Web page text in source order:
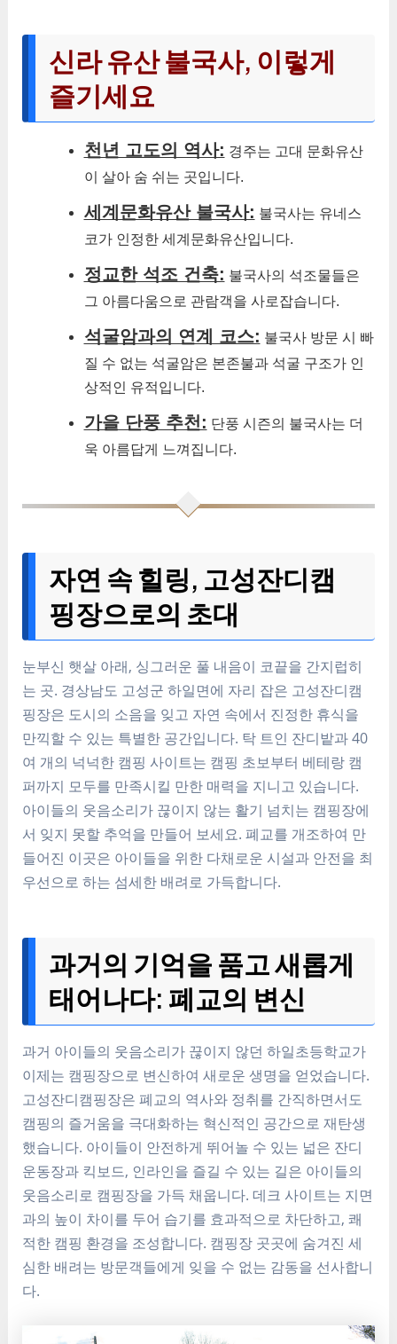
신라 유산 불국사, 이렇게
즐기세요
천년 고도의 역사: 경주는 고대 문화유산
이 살아 숨 쉬는 곳입니다.
세계문화유산 불국사: 불국사는 유네스
코가 인정한 세계문화유산입니다.
정교한 석조 건축: 불국사의 석조물들은
그 아름다움으로 관람객을 사로잡습니다.
석굴암과의 연계 코스: 불국사 방문 시 빠
질 수 없는 석굴암은 본존불과 석굴 구조가 인
상적인 유적입니다.
가을 단풍 추천: 단풍 시즌의 불국사는 더
욱 아름답게 느껴집니다.
자연 속 힐링, 고성잔디캠
핑장으로의 초대
눈부신 햇살 아래, 싱그러운 풀 내음이 코끝을 간지럽히
는 곳. 경상남도 고성군 하일면에 자리 잡은 고성잔디캠
핑장은 도시의 소음을 잊고 자연 속에서 진정한 휴식을
만끽할 수 있는 특별한 공간입니다. 탁 트인 잔디밭과 40
여 개의 넉넉한 캠핑 사이트는 캠핑 초보부터 베테랑 캠
퍼까지 모두를 만족시킬 만한 매력을 지니고 있습니다.
아이들의 웃음소리가 끊이지 않는 활기 넘치는 캠핑장에
서 잊지 못할 추억을 만들어 보세요. 폐교를 개조하여 만
들어진 이곳은 아이들을 위한 다채로운 시설과 안전을 최
우선으로 하는 섬세한 배려로 가득합니다.
과거의 기억을 품고 새롭게
태어나다: 폐교의 변신
과거 아이들의 웃음소리가 끊이지 않던 하일초등학교가
이제는 캠핑장으로 변신하여 새로운 생명을 얻었습니다.
고성잔디캠핑장은 폐교의 역사와 정취를 간직하면서도
캠핑의 즐거움을 극대화하는 혁신적인 공간으로 재탄생
했습니다. 아이들이 안전하게 뛰어놀 수 있는 넓은 잔디
운동장과 킥보드, 인라인을 즐길 수 있는 길은 아이들의
웃음소리로 캠핑장을 가득 채웁니다. 데크 사이트는 지면
과의 높이 차이를 두어 습기를 효과적으로 차단하고, 쾌
적한 캠핑 환경을 조성합니다. 캠핑장 곳곳에 숨겨진 세
심한 배려는 방문객들에게 잊을 수 없는 감동을 선사합니
다.